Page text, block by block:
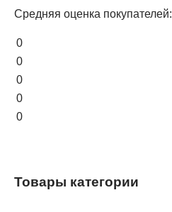
Средняя оценка покупателей:
0
0
0
0
0
Товары категории